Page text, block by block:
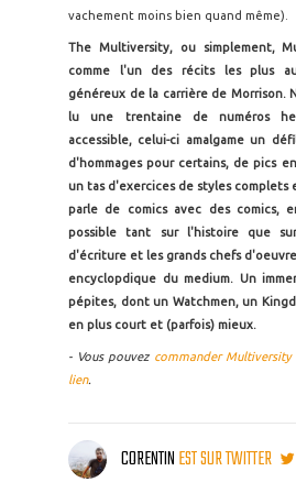
vachement moins bien quand même).
The Multiversity, ou simplement,
comme l'un des récits les plus
généreux de la carrière de Morrison.
lu une trentaine de numéros
accessible, celui-ci amalgame un
d'hommages pour certains, de pics
un tas d'exercices de styles complets
parle de comics avec des comics,
possible tant sur l'histoire que
d'écriture et les grands chefs
encyclopdique du medium. Un
pépites, dont un Watchmen, un
en plus court et (parfois) mieux.
- Vous pouvez commander
lien.
CORENTINEST SUR TWITTER